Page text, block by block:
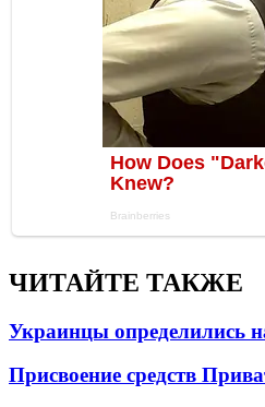
ЧИТАЙТЕ ТАКЖЕ
Украинцы определились
Присвоение средств